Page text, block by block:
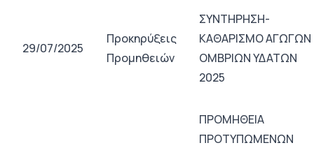
29/07/2025
Προκηρύξεις
Προμηθειών
ΣΥΝΤΗΡΗΣΗ-
ΚΑΘΑΡΙΣΜΟ ΑΓΩΓΩΝ
ΟΜΒΡΙΩΝ ΥΔΑΤΩΝ
2025
ΠΡΟΜΗΘΕΙΑ
ΠΡΟΤΥΠΩΜΕΝΩΝ